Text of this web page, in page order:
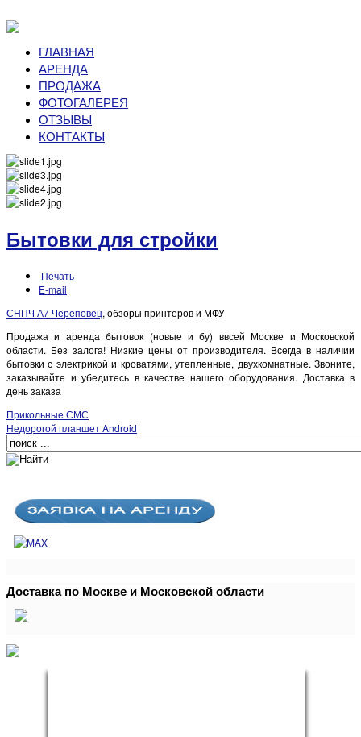
ГЛАВНАЯ
АРЕНДА
ПРОДАЖА
ФОТОГАЛЕРЕЯ
ОТЗЫВЫ
КОНТАКТЫ
Бытовки для стройки
Печать
E-mail
СНПЧ А7 Череповец, обзоры принтеров и МФУ
Продажа и аренда бытовок (новые и бу) ввсей Москве и Московской
области. Без залога! Низкие цены от производителя. Всегда в наличии
бытовки с электрикой и кроватями, утепленные, двухкомнатные. Звоните,
заказывайте и убедитесь в качестве нашего оборудования. Доставка в
день заказа
Прикольные СМС
Недорогой планшет Android
Доставка по Москве и Московской области